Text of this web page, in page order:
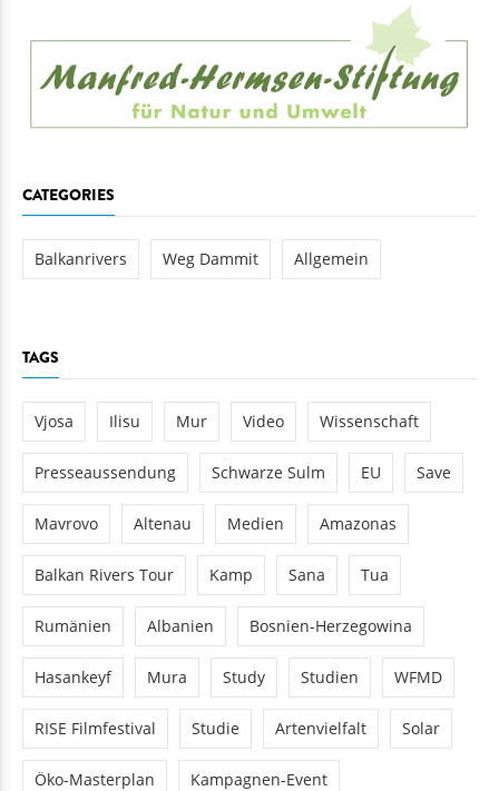
CATEGORIES
Balkanrivers Weg Dammit Allgemein
TAGS
Vjosa Ilisu Mur Video Wissenschaft
Presseaussendung Schwarze Sulm EU Save
Mavrovo Altenau Medien Amazonas
Balkan Rivers Tour Kamp Sana Tua
Rumänien Albanien Bosnien-Herzegowina
Hasankeyf Mura Study Studien WFMD
RISE Filmfestival Studie Artenvielfalt Solar
Öko-Masterplan Kampagnen-Event